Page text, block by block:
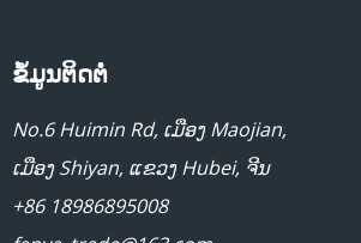
ຂໍ້ມູນຕິດຕໍ່
No.6 Huimin Rd, ເມືອງ Maojian,
ເມືອງ Shiyan, ແຂວງ Hubei, ຈີນ
+86 18986895008